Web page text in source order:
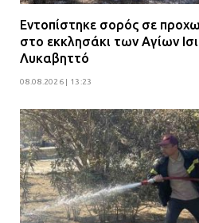
Εντοπίστηκε σορός σε
στο εκκλησάκι των Αγίων
Λυκαβηττό
08.08.2026 | 13:23